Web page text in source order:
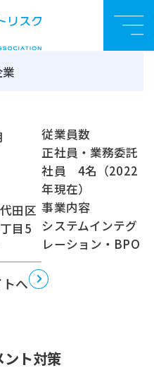
ト対策企業認定認
クロスウインド株
田区
目5
従業員数
正社員・業務委託
社員 4名（2022
年現在）
事業内容
システムインテグ
レーション・BPO
へ
ント対策